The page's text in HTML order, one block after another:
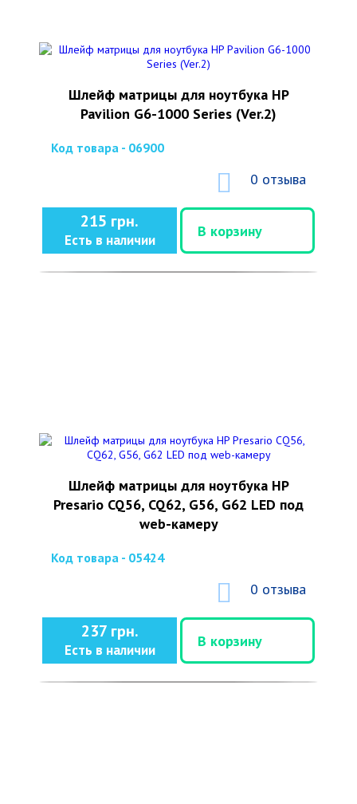
Шлейф матрицы для ноутбука HP
Pavilion G6-1000 Series (Ver.2)
Код товара - 06900
0 отзыва
215 грн.
Есть в наличии
В корзину
Шлейф матрицы для ноутбука HP
Presario CQ56, CQ62, G56, G62 LED под
web-камеру
Код товара - 05424
0 отзыва
237 грн.
Есть в наличии
В корзину